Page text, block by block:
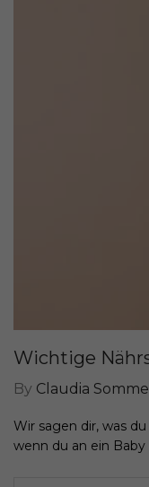
Wichtige
By Claudia
Wir sagen dir, was
wenn du an ein Baby